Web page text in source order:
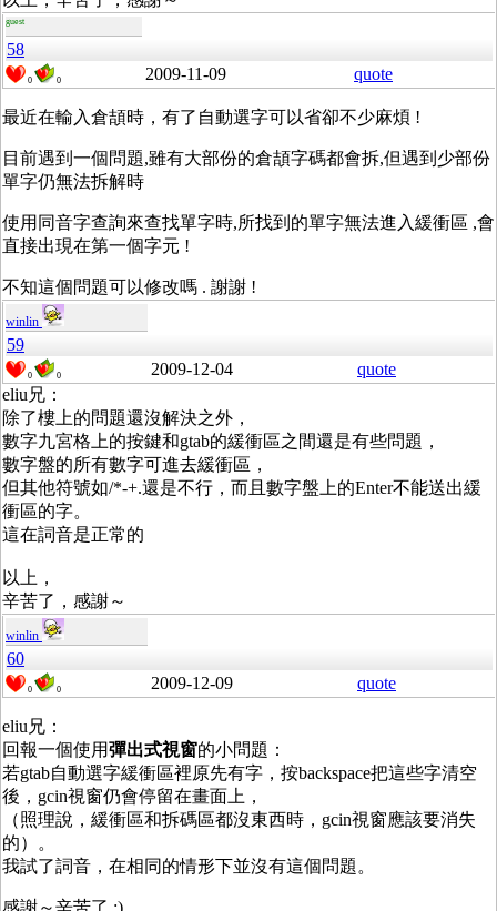
guest
58
0 0 2009-11-09 quote
最近在輸入倉頡時，有了自動選字可以省卻不少麻煩 !
目前遇到一個問題,雖有大部份的倉頡字碼都會拆,但遇到少部份
單字仍無法拆解時
使用同音字查詢來查找單字時,所找到的單字無法進入緩衝區 ,會
直接出現在第一個字元 !
不知這個問題可以修改嗎 . 謝謝 !
winlin
59
0 0 2009-12-04
quote
eliu兄：
除了樓上的問題還沒解決之外，
數字九宮格上的按鍵和gtab的緩衝區之間還是有些問題，
數字盤的所有數字可進去緩衝區，
但其他符號如/*-+.還是不行，而且數字盤上的Enter不能送出緩
衝區的字。
這在詞音是正常的
以上，
辛苦了，感謝～
winlin
60
0 0 2009-12-09 quote
eliu兄：
回報一個使用彈出式視窗的小問題：
若gtab自動選字緩衝區裡原先有字，按backspace把這些字清空
後，gcin視窗仍會停留在畫面上，
（照理說，緩衝區和拆碼區都沒東西時，gcin視窗應該要消失
的）。
我試了詞音，在相同的情形下並沒有這個問題。